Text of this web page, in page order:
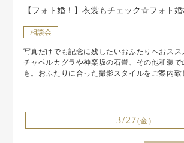
【フォト婚！】衣裳もチェック☆フォト
相談会
写真だけでも記念に残したいおふたりへおスス
チャペルカグラや神楽坂の石畳、その他和装で
も。おふたりに合った撮影スタイルをご案内致
3/27(金)